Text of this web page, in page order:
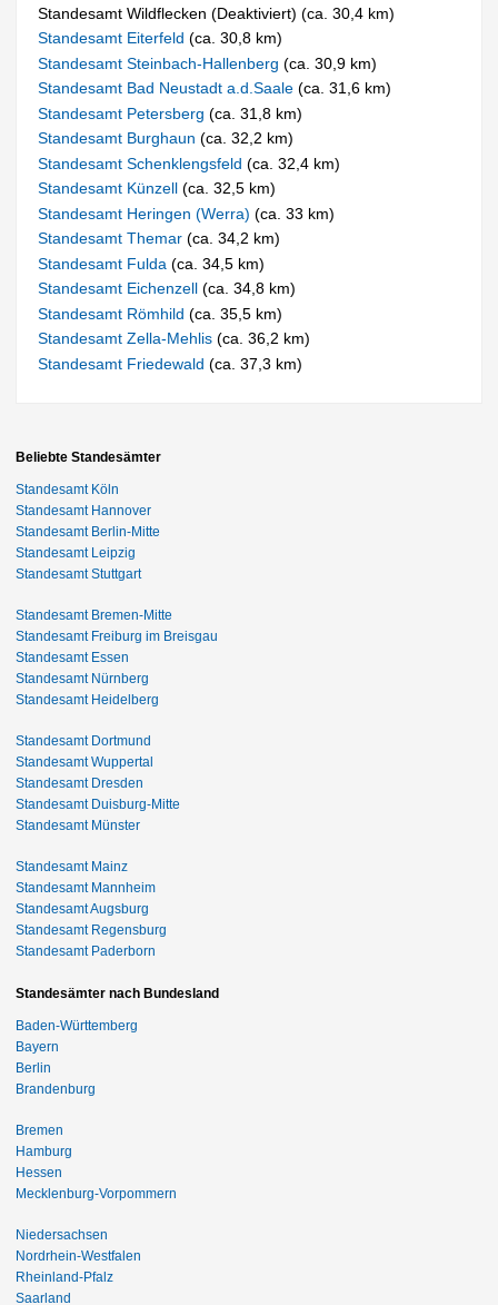
Standesamt Wildflecken (Deaktiviert) (ca. 30,4 km)
Standesamt Eiterfeld(ca. 30,8 km)
Standesamt Steinbach-Hallenberg(ca. 30,9 km)
Standesamt Bad Neustadt a.d.Saale(ca. 31,6 km)
Standesamt Petersberg(ca. 31,8 km)
Standesamt Burghaun(ca. 32,2 km)
Standesamt Schenklengsfeld(ca. 32,4 km)
Standesamt Künzell(ca. 32,5 km)
Standesamt Heringen (Werra)(ca. 33 km)
Standesamt Themar(ca. 34,2 km)
Standesamt Fulda(ca. 34,5 km)
Standesamt Eichenzell(ca. 34,8 km)
Standesamt Römhild(ca. 35,5 km)
Standesamt Zella-Mehlis(ca. 36,2 km)
Standesamt Friedewald(ca. 37,3 km)
Beliebte Standesämter
Standesamt Köln
Standesamt Hannover
Standesamt Berlin-Mitte
Standesamt Leipzig
Standesamt Stuttgart
Standesamt Bremen-Mitte
Standesamt Freiburg im Breisgau
Standesamt Essen
Standesamt Nürnberg
Standesamt Heidelberg
Standesamt Dortmund
Standesamt Wuppertal
Standesamt Dresden
Standesamt Duisburg-Mitte
Standesamt Münster
Standesamt Mainz
Standesamt Mannheim
Standesamt Augsburg
Standesamt Regensburg
Standesamt Paderborn
Standesämter nach Bundesland
Baden-Württemberg
Bayern
Berlin
Brandenburg
Bremen
Hamburg
Hessen
Mecklenburg-Vorpommern
Niedersachsen
Nordrhein-Westfalen
Rheinland-Pfalz
Saarland